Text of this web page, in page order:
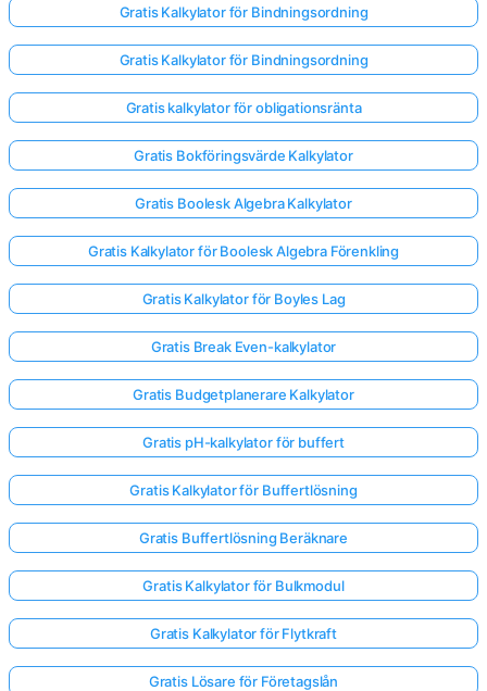
Gratis Kalkylator för Bindningsordning
Gratis Kalkylator för Bindningsordning
Gratis kalkylator för obligationsränta
Gratis Bokföringsvärde Kalkylator
Gratis Boolesk Algebra Kalkylator
Gratis Kalkylator för Boolesk Algebra Förenkling
Gratis Kalkylator för Boyles Lag
Gratis Break Even-kalkylator
Gratis Budgetplanerare Kalkylator
Gratis pH-kalkylator för buffert
Gratis Kalkylator för Buffertlösning
Gratis Buffertlösning Beräknare
Gratis Kalkylator för Bulkmodul
Gratis Kalkylator för Flytkraft
Gratis Lösare för Företagslån